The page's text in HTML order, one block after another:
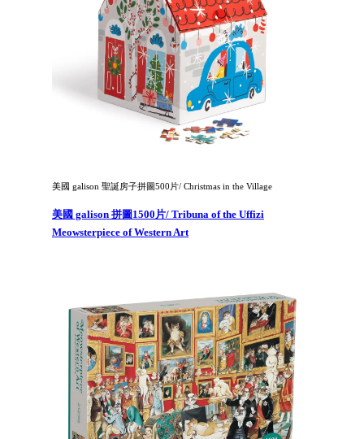
美國 galison 聖誕房子拼圖500片/ Christmas in the Village
美國 galison 拼圖1500片/ Tribuna of the Uffizi
Meowsterpiece of Western Art